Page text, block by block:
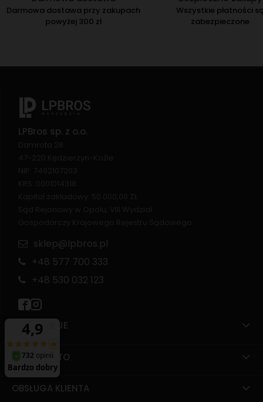
Darmowa dostawa przy zakupach
powyżej 300 zł
Wszystkie płatności
zabezpieczone
INFORMACJE
MOJE KONTO
OBSŁUGA KLIENTA
LPBros sp. z o.o.
sklep@lpbros.pl
+48 577 700 333
+48 530 032 123